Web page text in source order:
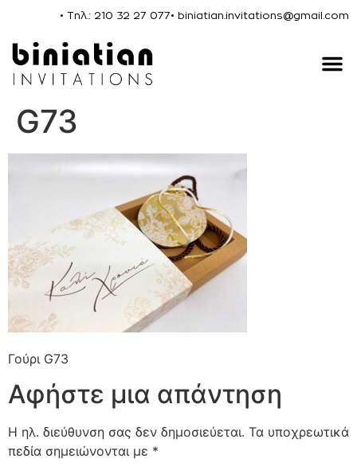
• Τηλ.: 210 32 27 077• biniatian.invitations@gmail.com
G73
Γούρι G73
Αφήστε μια απάντηση
Η ηλ. διεύθυνση σας δεν δημοσιεύεται. Τα υποχρεωτικά
πεδία σημειώνονται με *